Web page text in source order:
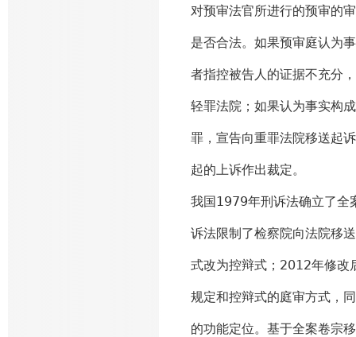
对预审法官所进行的预审的
是否合法。如果预审庭认为
者指控被告人的证据不充分
轻罪法院；如果认为事实构
罪，宣告向重罪法院移送起
起的上诉作出裁定。
我国1979年刑诉法确立了全
诉法限制了检察院向法院移
式改为控辩式；2012年修改
规定和控辩式的庭审方式，
的功能定位。基于全案卷宗